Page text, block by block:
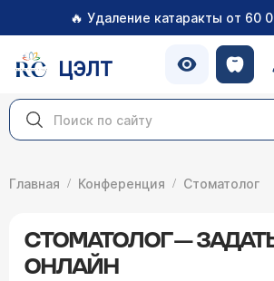
🔥 Удаление катаракты от 60
ЦЭЛТ
Главная Конференция Стоматолог
СТОМАТОЛОГ —
ОНЛАЙН